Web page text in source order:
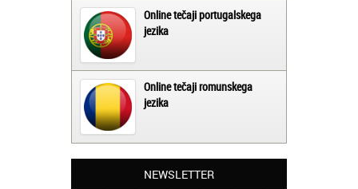
Online tečaji portugalskega
jezika
Online tečaji romunskega
jezika
NEWSLETTER
Matjaž iz Ajdovščine:
Lahko pohvalim vse zaposlene v Akademiji
Oxford, ker so resnično profesionalni in
prevajalske storitve opravljajo hitro in